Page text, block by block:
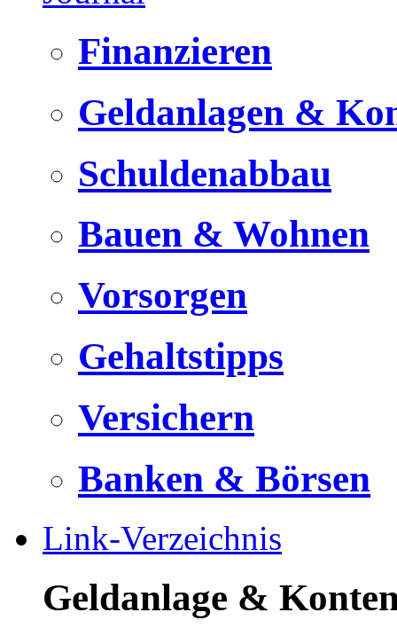
Finanzieren
Geldanlagen &
Schuldenabbau
Bauen & Wohnen
Vorsorgen
Gehaltstipps
Versichern
Banken & Börsen
Link-Verzeichnis
Geldanlage &